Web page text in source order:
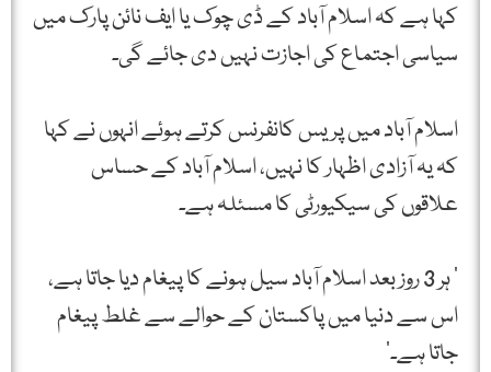
کہا ہے کہ اسلام آباد کے ڈی چوک یا ایف نائن پارک میں
سیاسی اجتماع کی اجازت نہیں دی جائے گی۔
اسلام آباد میں پریس کانفرنس کرتے ہوئے انہوں نے کہا
کہ یہ آزادی اظہار کا نہیں، اسلام آباد کے حساس
علاقوں کی سیکیورٹی کا مسئلہ ہے۔
‘ ہر 3 روز بعد اسلام آباد سیل ہونے کا پیغام دیا جاتا ہے،
اس سے دنیا میں پاکستان کے حوالے سے غلط پیغام
جاتا ہے۔’